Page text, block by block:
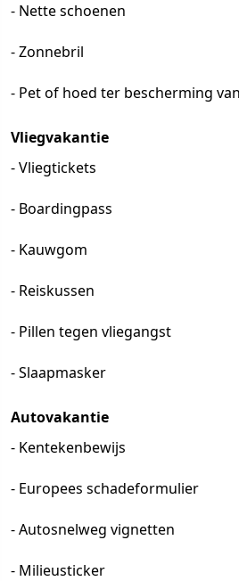
- Nette schoenen
- Zonnebril
- Pet of hoed ter bescherming
Vliegvakantie
- Vliegtickets
- Boardingpass
- Kauwgom
- Reiskussen
- Pillen tegen vliegangst
- Slaapmasker
Autovakantie
- Kentekenbewijs
- Europees schadeformulier
- Autosnelweg vignetten
- Milieusticker